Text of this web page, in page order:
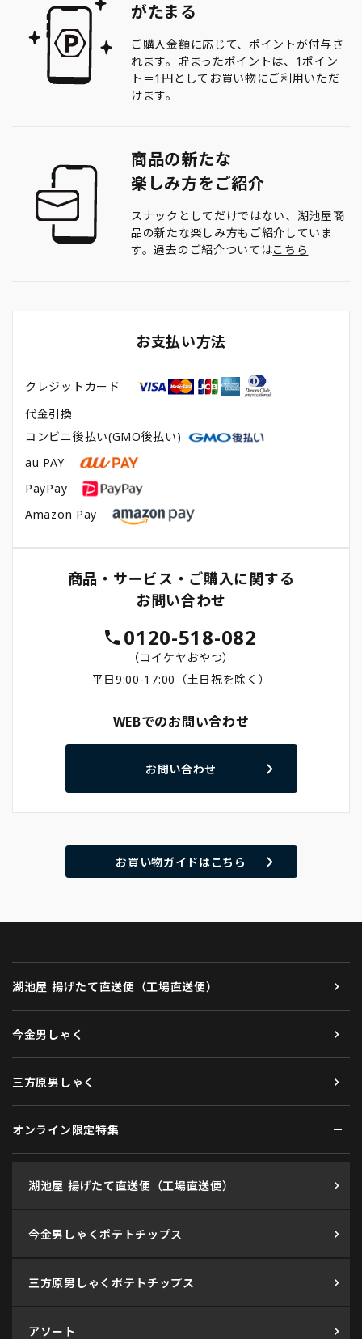
がたまる
ご購入金額に応じて、ポイントが付与さ
れます。貯まったポイントは、1ポイン
ト＝1円としてお買い物にご利用いただ
けます。
商品の新たな
楽しみ方をご紹介
スナックとしてだけではない、湖池屋商
品の新たな楽しみ方もご紹介していま
す。過去のご紹介ついてはこちら
お支払い方法
クレジットカード
代金引換
コンビニ後払い(GMO後払い)
au PAY
PayPay
Amazon Pay
商品・サービス・ご購入に関する
お問い合わせ
0120-518-082
（コイケヤおやつ）
平日9:00-17:00（土日祝を除く）
WEBでのお問い合わせ
お問い合わせ
お買い物ガイドはこちら
湖池屋 揚げたて直送便（工場直送便）
今金男しゃく
三方原男しゃく
オンライン限定特集
湖池屋 揚げたて直送便（工場直送便）
今金男しゃくポテトチップス
三方原男しゃくポテトチップス
アソート